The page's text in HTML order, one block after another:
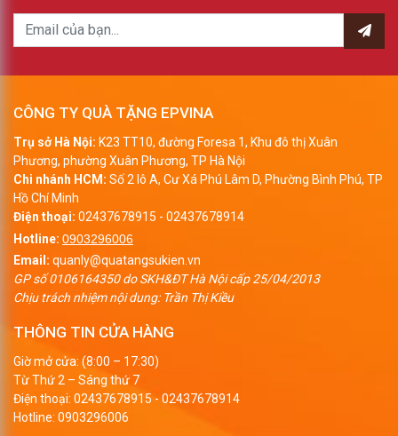
CÔNG TY QUÀ TẶNG EPVINA
Trụ sở Hà Nội: K23 TT10, đường Foresa 1, Khu đô thị Xuân
Phương, phường Xuân Phương, TP Hà Nội
Chi nhánh HCM: Số 2 lô A, Cư Xá Phú Lâm D, Phường Bình Phú, TP
Hồ Chí Minh
Điện thoại: 02437678915 - 02437678914
Hotline: 0903296006
Email: quanly@quatangsukien.vn
GP số 0106164350 do SKH&ĐT Hà Nội cấp 25/04/2013
Chịu trách nhiệm nội dung: Trần Thị Kiều
THÔNG TIN CỬA HÀNG
Giờ mở cửa: (8:00 – 17:30)
Từ Thứ 2 – Sáng thứ 7
Điện thoại: 02437678915 - 02437678914
Hotline: 0903296006